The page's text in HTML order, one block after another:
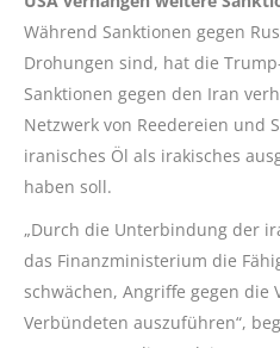
Während Sanktionen gegen
Drohungen sind, hat die
Sanktionen gegen den Iran
Netzwerk von Reedereien und
iranisches Öl als irakisches
haben soll.
„Durch die Unterbindung der
das Finanzministerium die
schwächen, Angriffe gegen die
Verbündeten auszuführen“,